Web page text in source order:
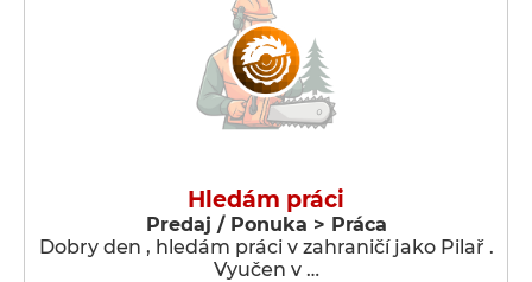
Hledám práci
Predaj / Ponuka > Práca
Dobry den , hledám práci v zahraničí jako Pilař .
Vyučen v …